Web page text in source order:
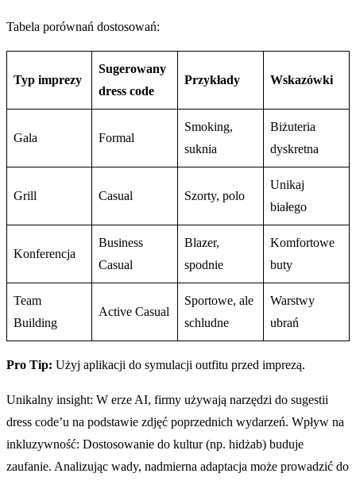
Tabela porównań dostosowań:
Typ imprezy
Sugerowany
dress code
Przykłady Wskazówki
Gala Formal
Smoking,
suknia
Biżuteria
dyskretna
Grill Casual Szorty, polo
Unikaj
białego
Konferencja
Business
Casual
Blazer,
spodnie
Komfortowe
buty
Team
Building
Active Casual
Sportowe, ale
schludne
Warstwy
ubrań
Pro Tip: Użyj aplikacji do symulacji outfitu przed imprezą.
Unikalny insight: W erze AI, firmy używają narzędzi do sugestii
dress code’u na podstawie zdjęć poprzednich wydarzeń. Wpływ na
inkluzywność: Dostosowanie do kultur (np. hidżab) buduje
zaufanie. Analizując wady, nadmierna adaptacja może prowadzić do